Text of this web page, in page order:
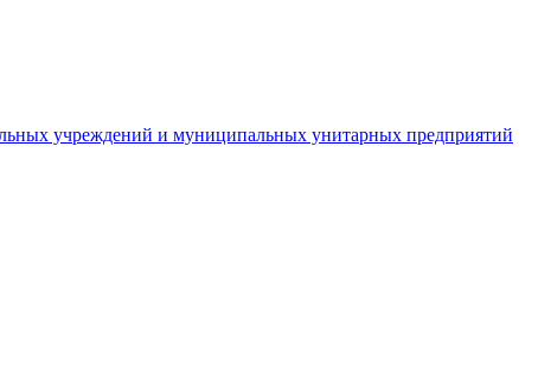
учреждений и муниципальных унитарных предприятий